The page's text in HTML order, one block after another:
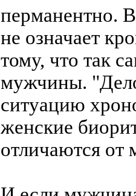
перманентно.
не означает
тому, что так
мужчины.
ситуацию
женские
отличаются от